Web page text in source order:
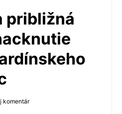
približná
komentár